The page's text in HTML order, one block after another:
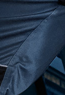
ELECTRICAS